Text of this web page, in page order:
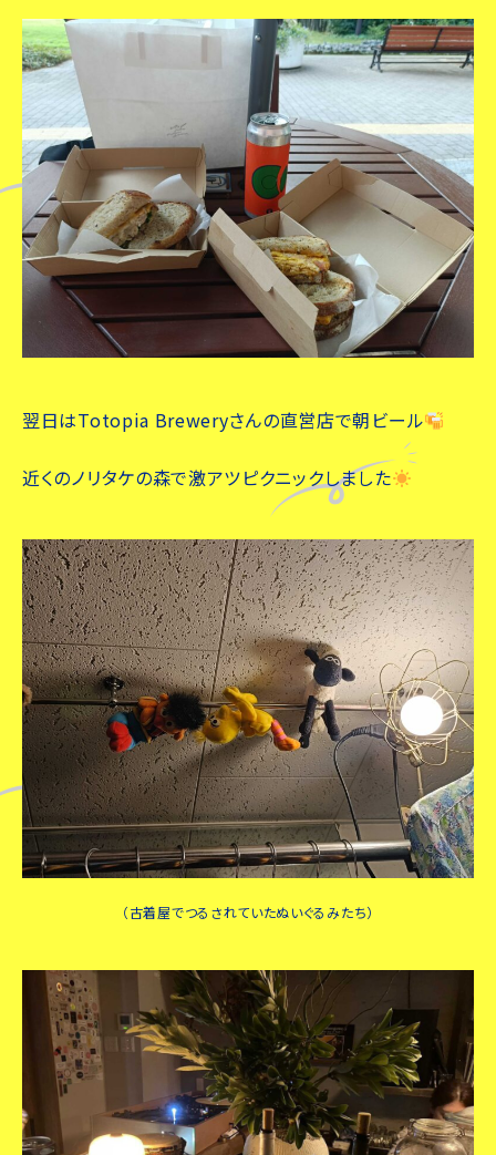
翌日はTotopia Breweryさんの直営店で朝ビール
近くのノリタケの森で激アツピクニックしました
（古着屋でつるされていたぬいぐるみたち）